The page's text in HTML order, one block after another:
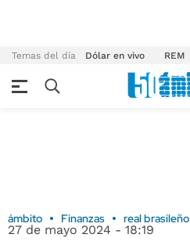
Temas del día Dólar en vivo REM
ámbito Finanzas real brasileño
27 de mayo 2024 - 18:19